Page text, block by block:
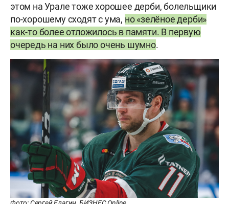
этом на Урале тоже хорошее дерби, болельщики
по-хорошему сходят с ума, но «зелёное дерби»
как-то более отложилось в памяти. В первую
очередь на них было очень шумно.